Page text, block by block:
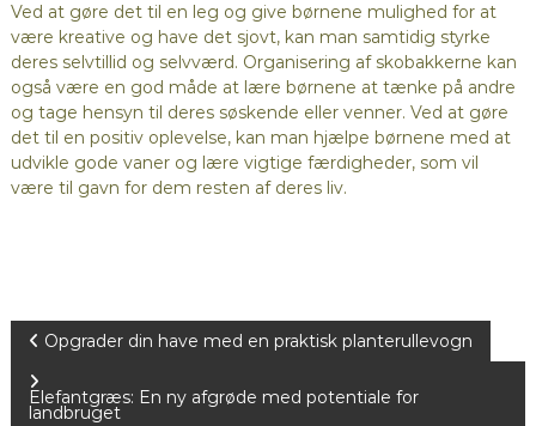
Ved at gøre det til en leg og give børnene mulighed for at
være kreative og have det sjovt, kan man samtidig styrke
deres selvtillid og selvværd. Organisering af skobakkerne kan
også være en god måde at lære børnene at tænke på andre
og tage hensyn til deres søskende eller venner. Ved at gøre
det til en positiv oplevelse, kan man hjælpe børnene med at
udvikle gode vaner og lære vigtige færdigheder, som vil
være til gavn for dem resten af deres liv.
n
Opgrader din have med en praktisk planterullevogn
Elefantgræs: En ny afgrøde med potentiale for
landbruget